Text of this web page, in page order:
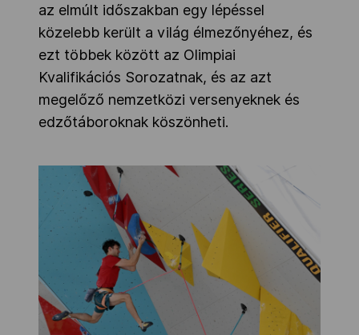
az elmúlt időszakban egy lépéssel
közelebb került a világ élmezőnyéhez, és
ezt többek között az Olimpiai
Kvalifikációs Sorozatnak, és az azt
megelőző nemzetközi versenyeknek és
edzőtáboroknak köszönheti.